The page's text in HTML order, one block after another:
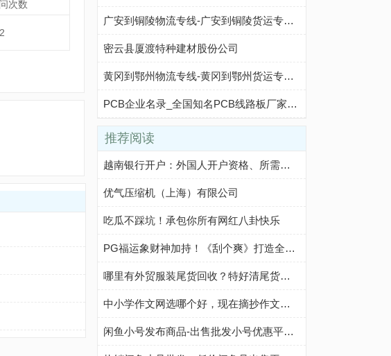
次数
广安到铜陵物流专线-广安到铜陵货运专线-广安至铜陵物流公司-就发物流网
密云县厦渡特种建材股份公司
黄冈到鄂州物流专线-黄冈到鄂州货运专线-黄冈至鄂州物流公司-就发物流网
PCB企业名录_全国知名PCB线路板厂家公司大全_电路板生产企业汇总
推荐阅读
越南银行开户：外国人开户资格、所需文件、开户步骤及注意事项
优气压缩机（上海）有限公司
吃瓜不踩坑！承包你所有网红八卦快乐
PG福运象财神加持！《刮个爽》打造全新休闲玩法
哪里有外贸服装尾货回收？特好清尾货网帮你轻松解决
中小学作文网选哪个好，现在摘抄作文我都在这个网站
闲鱼小号发布商品-出售批发小号优惠平台-咸鱼优质小号购买